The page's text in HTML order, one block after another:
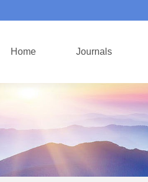
Home Journals